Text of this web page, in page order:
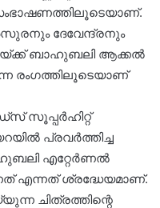
സംഭാഷണത്തിലൂടെയാണ്.
ദേവേന്ദ്രനും
ബാഹുബലി ആക്കൽ
രംഗത്തിലൂടെയാണ്
സൂപ്പർഹിറ്റ്
പ്രവർത്തിച്ച
എറ്റേർണൽ
എന്നത് ശ്രദ്ധേയമാണ്.
ചിത്രത്തിന്റെ